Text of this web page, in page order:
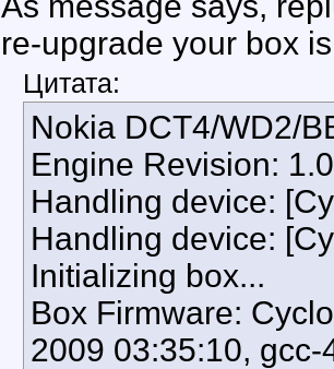
re-upgrade your box
Цитата:
Nokia DCT4/WD2/
Engine Revision:
Handling device:
Handling device:
Initializing box...
Box Firmware:
2009 03:35:10, gcc-